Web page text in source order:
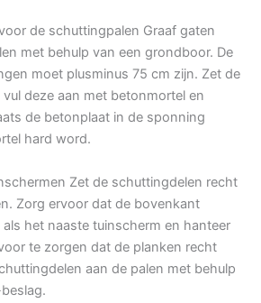
de schuttingpalen Graaf gaten
met behulp van een grondboor. De
moet plusminus 75 cm zijn. Zet de
deze aan met betonmortel en
de betonplaat in de sponning
hard word.
Zet de schuttingdelen recht
Zorg ervoor dat de bovenkant
het naaste tuinscherm en hanteer
te zorgen dat de planken recht
aan de palen met behulp